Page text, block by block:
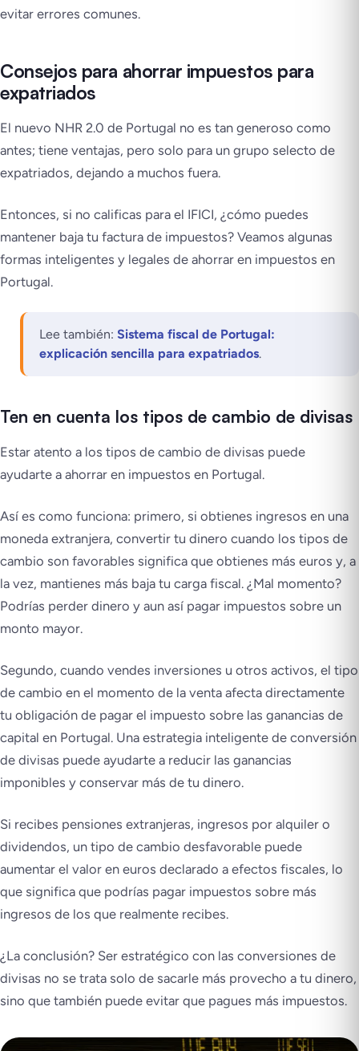
evitar errores comunes.
Consejos para ahorrar impuestos para
expatriados
El nuevo NHR 2.0 de Portugal no es tan generoso como
antes; tiene ventajas, pero solo para un grupo selecto de
expatriados, dejando a muchos fuera.
Entonces, si no calificas para el IFICI, ¿cómo puedes
mantener baja tu factura de impuestos? Veamos algunas
formas inteligentes y legales de ahorrar en impuestos en
Portugal.
Lee también: Sistema fiscal de Portugal:
explicación sencilla para expatriados.
Ten en cuenta los tipos de cambio de divisas
Estar atento a los tipos de cambio de divisas puede
ayudarte a ahorrar en impuestos en Portugal.
Así es como funciona: primero, si obtienes ingresos en una
moneda extranjera, convertir tu dinero cuando los tipos de
cambio son favorables significa que obtienes más euros y, a
la vez, mantienes más baja tu carga fiscal. ¿Mal momento?
Podrías perder dinero y aun así pagar impuestos sobre un
monto mayor.
Segundo, cuando vendes inversiones u otros activos, el tipo
de cambio en el momento de la venta afecta directamente
tu obligación de pagar el impuesto sobre las ganancias de
capital en Portugal. Una estrategia inteligente de conversión
de divisas puede ayudarte a reducir las ganancias
imponibles y conservar más de tu dinero.
Si recibes pensiones extranjeras, ingresos por alquiler o
dividendos, un tipo de cambio desfavorable puede
aumentar el valor en euros declarado a efectos fiscales, lo
que significa que podrías pagar impuestos sobre más
ingresos de los que realmente recibes.
¿La conclusión? Ser estratégico con las conversiones de
divisas no se trata solo de sacarle más provecho a tu dinero,
sino que también puede evitar que pagues más impuestos.